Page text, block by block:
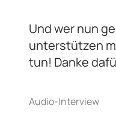
Und wer nun
unterstützen
tun! Danke